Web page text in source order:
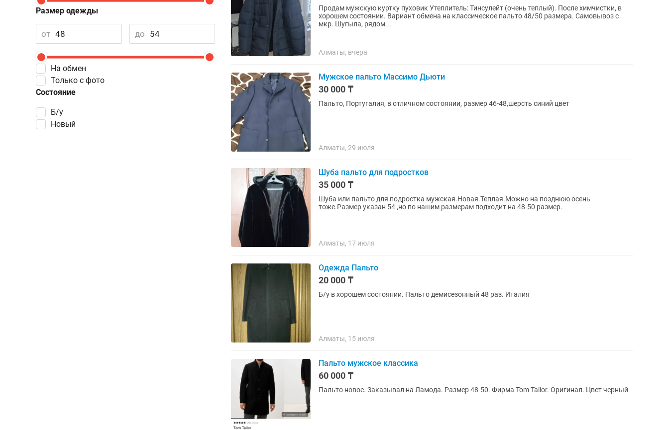
Размер одежды
от до
Состояние
Б/у
Новый
На обмен
Только с фото
Продам мужскую куртку пуховик Утеплитель: Тинсулейт (очень теплый). После химчистки, в
хорошем состоянии. Вариант обмена на классическое пальто 48/50 размера. Самовывоз с
мкр. Шугыла, рядом...
Алматы, вчера
Мужское пальто Массимо Дьюти
30 000 ₸
Пальто, Португалия, в отличном состоянии, размер 46-48,шерсть синий цвет
Алматы, 29 июля
Шуба пальто для подростков
35 000 ₸
Шуба или пальто для подростка мужская.Новая.Теплая.Можно на позднюю осень
тоже.Размер указан 54 ,но по нашим размерам подходит на 48-50 размер.
Алматы, 17 июля
Одежда Пальто
20 000 ₸
Б/у в хорошем состоянии. Пальто демисезонный 48 раз. Италия
Алматы, 15 июля
Пальто мужское классика
60 000 ₸
Пальто новое. Заказывал на Ламода. Размер 48-50. Фирма Tom Tailor. Оригинал. Цвет черный